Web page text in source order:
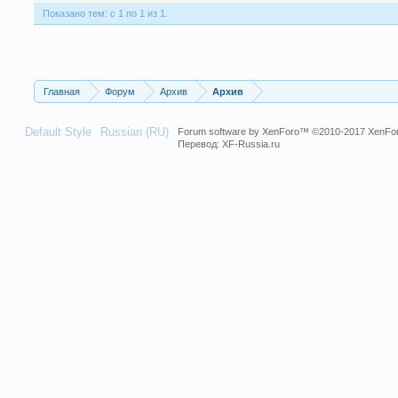
Показано тем: с 1 по 1 из 1.
Главная Форум Архив Архив
Default Style Russian (RU) Forum software by XenForo™©2010-2017
Перевод:XF-Russia.ru